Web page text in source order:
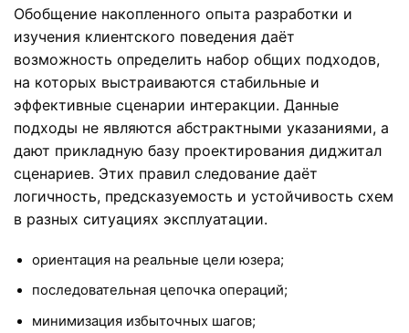
Обобщение накопленного опыта разработки и
изучения клиентского поведения даёт
возможность определить набор общих подходов,
на которых выстраиваются стабильные и
эффективные сценарии интеракции. Данные
подходы не являются абстрактными указаниями, а
дают прикладную базу проектирования диджитал
сценариев. Этих правил следование даёт
логичность, предсказуемость и устойчивость схем
в разных ситуациях эксплуатации.
ориентация на реальные цели юзера;
последовательная цепочка операций;
минимизация избыточных шагов;